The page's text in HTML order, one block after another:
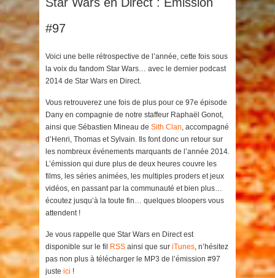
#97
Voici une belle rétrospective de l’année, cette fois sous
la voix du fandom Star Wars… avec le dernier podcast
2014 de Star Wars en Direct.
Vous retrouverez une fois de plus pour ce 97e épisode
Dany en compagnie de notre staffeur Raphaël Gonot,
ainsi que Sébastien Mineau de Sith Clan, accompagné
d’Henri, Thomas et Sylvain. Ils font donc un retour sur
les nombreux événements marquants de l’année 2014.
L’émission qui dure plus de deux heures couvre les
films, les séries animées, les multiples proders et jeux
vidéos, en passant par la communauté et bien plus…
écoutez jusqu’à la toute fin… quelques bloopers vous
attendent !
Je vous rappelle que Star Wars en Direct est
disponible sur le fil
RSS ainsi que sur iTunes, n’hésitez
pas non plus à télécharger le MP3 de l’émission #97
juste ici !